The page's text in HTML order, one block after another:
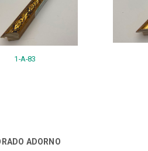
1-A-83
ADORNO